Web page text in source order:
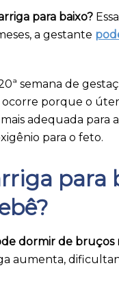
para baixo?
a gestante
semana de
ocorre porque o
adequada para
para o feto.
para
dormir de bruços
aumenta,